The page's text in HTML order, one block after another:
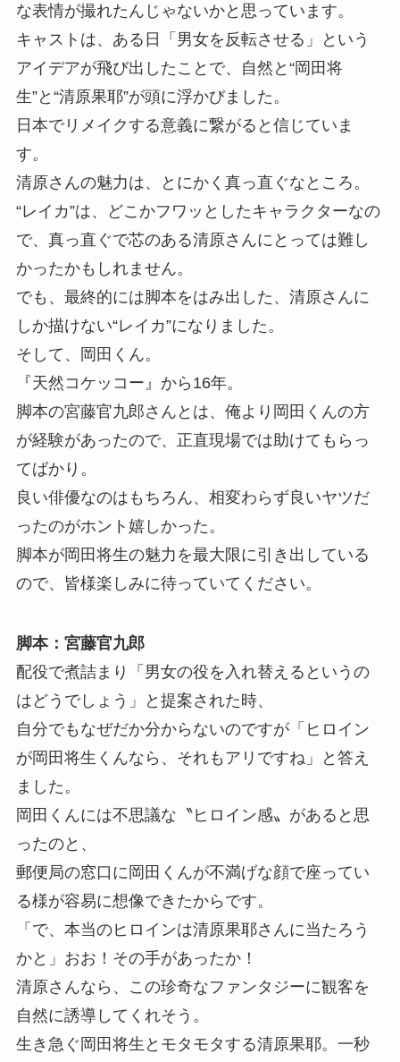
な表情が撮れたんじゃないかと思っています。
キャストは、ある日「男女を反転させる」という
アイデアが飛び出したことで、自然と“岡田将
生”と“清原果耶”が頭に浮かびました。
日本でリメイクする意義に繋がると信じていま
す。
清原さんの魅力は、とにかく真っ直ぐなところ。
“レイカ”は、どこかフワッとしたキャラクターなの
で、真っ直ぐで芯のある清原さんにとっては難し
かったかもしれません。
でも、最終的には脚本をはみ出した、清原さんに
しか描けない“レイカ”になりました。
そして、岡田くん。
『天然コケッコー』から16年。
脚本の宮藤官九郎さんとは、俺より岡田くんの方
が経験があったので、正直現場では助けてもらっ
てばかり。
良い俳優なのはもちろん、相変わらず良いヤツだ
ったのがホント嬉しかった。
脚本が岡田将生の魅力を最大限に引き出している
ので、皆様楽しみに待っていてください。
脚本：宮藤官九郎
配役で煮詰まり「男女の役を入れ替えるというの
はどうでしょう」と提案された時、
自分でもなぜだか分からないのですが「ヒロイン
が岡田将生くんなら、それもアリですね」と答え
ました。
岡田くんには不思議な〝ヒロイン感〟があると思
ったのと、
郵便局の窓口に岡田くんが不満げな顔で座ってい
る様が容易に想像できたからです。
「で、本当のヒロインは清原果耶さんに当たろう
かと」おお！その手があったか！
清原さんなら、この珍奇なファンタジーに観客を
自然に誘導してくれそう。
生き急ぐ岡田将生とモタモタする清原果耶。一秒